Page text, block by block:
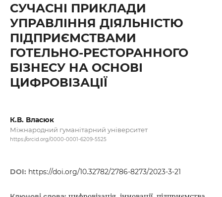
СУЧАСНІ ПРИКЛАДИ
УПРАВЛІННЯ ДІЯЛЬНІСТЮ
ПІДПРИЄМСТВАМИ
ГОТЕЛЬНО-РЕСТОРАННОГО
БІЗНЕСУ НА ОСНОВІ
ЦИФРОВІЗАЦІЇ
К.В. Власюк
Міжнародний гуманітарний університет
https://orcid.org/0000-0001-6209-5525
DOI: https://doi.org/10.32782/2786-8273/2023-3-21